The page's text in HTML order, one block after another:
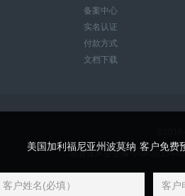
备案中心
实名认证
付款方式
文档下载
高新技术企业编号
美国加利福尼亚州波莫纳 客户免费